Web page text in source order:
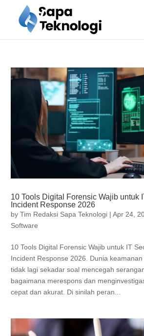
10 Tools Digital Forensic Wajib untuk
Incident Response 2026
byTim Redaksi Sapa Teknologi |Apr 24,
Software
10 Tools Digital Forensic Wajib untuk IT
Incident Response 2026. Dunia
tidak lagi sekadar soal mencegah
bagaimana merespons dan
cepat dan akurat. Di sinilah peran...